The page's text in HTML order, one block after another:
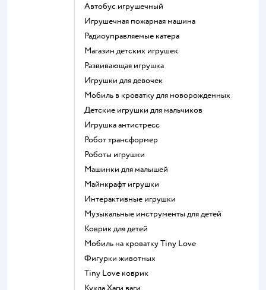
Автобус игрушечный
Игрушечная пожарная машина
Радиоуправляемые катера
Магазин детских игрушек
Развивающая игрушка
Игрушки для девочек
Мобиль в кроватку для новорожденных
Детские игрушки для мальчиков
Игрушка антистресс
Робот трансформер
Роботы игрушки
Машинки для малышей
Майнкрафт игрушки
Интерактивные игрушки
Музыкальные инструменты для детей
Коврик для детей
Мобиль на кроватку Tiny Love
Фигурки животных
Tiny Love коврик
Кукла Хаги ваги